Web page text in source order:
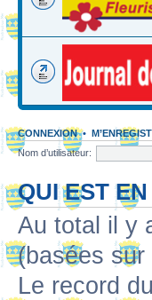
CONNEXION•
Nom d’utilisateur:
QUI EST
Au total il y
(basées
Le record